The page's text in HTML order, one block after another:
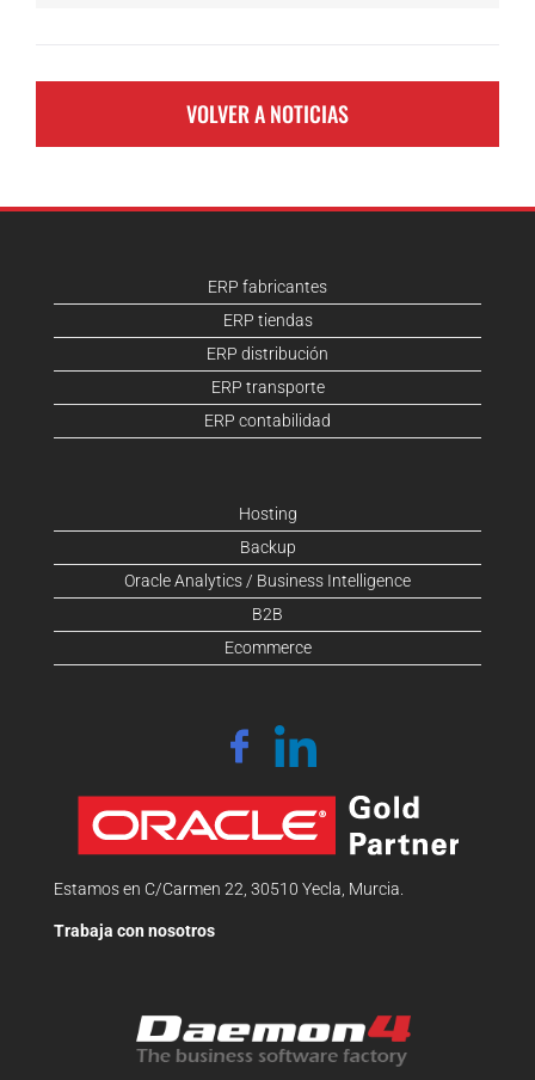
VOLVER A NOTICIAS
ERP fabricantes
ERP tiendas
ERP distribución
ERP transporte
ERP contabilidad
Hosting
Backup
Oracle Analytics / Business Intelligence
B2B
Ecommerce
Estamos en C/Carmen 22, 30510 Yecla, Murcia.
Trabaja con nosotros